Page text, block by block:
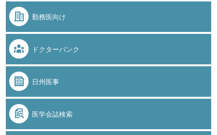
勤務医向け
ドクターバンク
日州医事
医学会誌検索